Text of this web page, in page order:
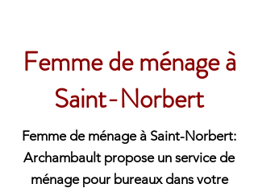
Femme de ménage à
Saint-Norbert
Femme de ménage à Saint-Norbert:
Archambault propose un service de
ménage pour bureaux dans votre